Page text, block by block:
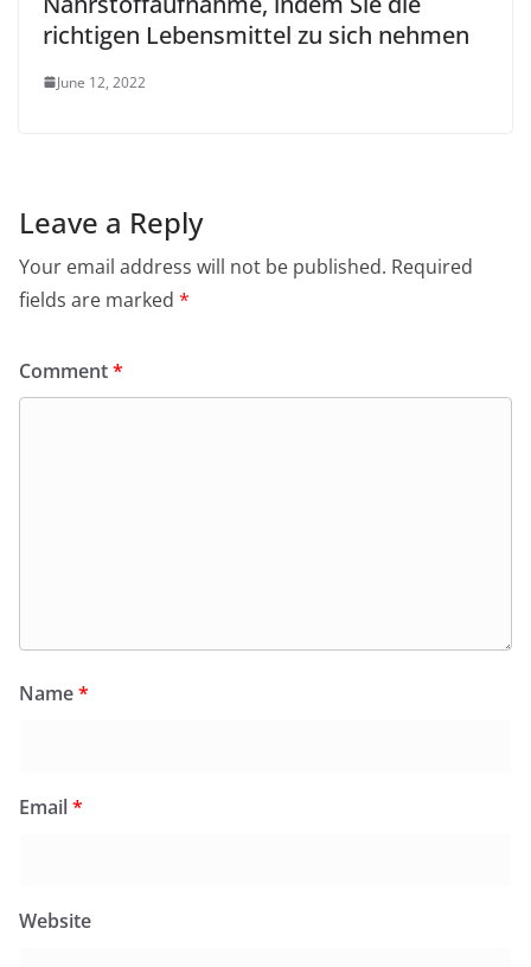
richtigen Lebensmittel zu sich nehmen
June 12, 2022
Leave a Reply
Your email address will not be published. Required
fields are marked *
Comment*
Name*
Email*
Website